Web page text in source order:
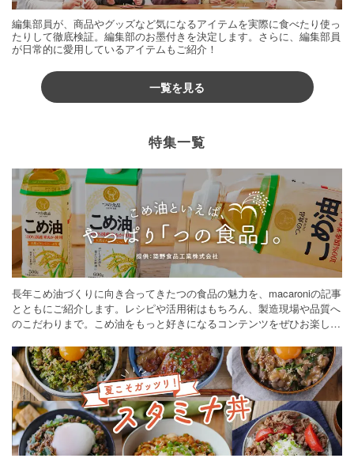
編集部員が、商品やグッズなど気になるアイテムを実際に食べたり使っ
たりして徹底検証。編集部のお墨付きを決定します。さらに、編集部員
が日常的に愛用しているアイテムもご紹介！
一覧を見る
特集一覧
長年こめ油づくりに向き合ってきたつの食品の魅力を、macaroniの記事
とともにご紹介します。レシピや活用術はもちろん、製造現場や品質へ
のこだわりまで。こめ油をもっと好きになるコンテンツをぜひお楽しみ